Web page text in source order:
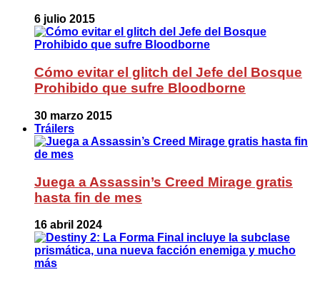
6 julio 2015
Cómo evitar el glitch del Jefe del Bosque
Prohibido que sufre Bloodborne
30 marzo 2015
Tráilers
Juega a Assassin’s Creed Mirage gratis
hasta fin de mes
16 abril 2024